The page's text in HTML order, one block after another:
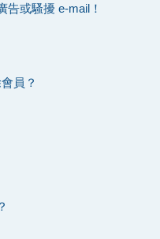
或騷擾 e-mail！
員？